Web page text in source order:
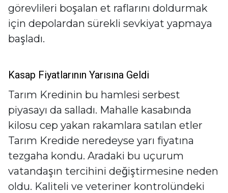
görevlileri boşalan et raflarını doldurmak
için depolardan sürekli sevkiyat yapmaya
başladı.
Kasap Fiyatlarının Yarısına Geldi
Tarım Kredinin bu hamlesi serbest
piyasayı da salladı. Mahalle kasabında
kilosu cep yakan rakamlara satılan etler
Tarım Kredide neredeyse yarı fiyatına
tezgaha kondu. Aradaki bu uçurum
vatandaşın tercihini değiştirmesine neden
oldu. Kaliteli ve veteriner kontrolündeki